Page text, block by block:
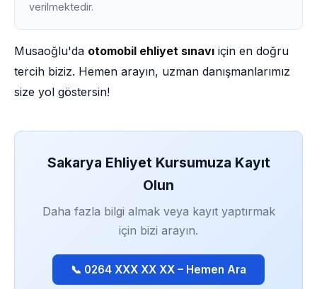
verilmektedir.
Musaoğlu'da otomobil ehliyet sınavı için en doğru
tercih biziz. Hemen arayın, uzman danışmanlarımız
size yol göstersin!
Sakarya Ehliyet Kursumuza Kayıt
Olun
Daha fazla bilgi almak veya kayıt yaptırmak
için bizi arayın.
📞 0264 XXX XX XX – Hemen Ara